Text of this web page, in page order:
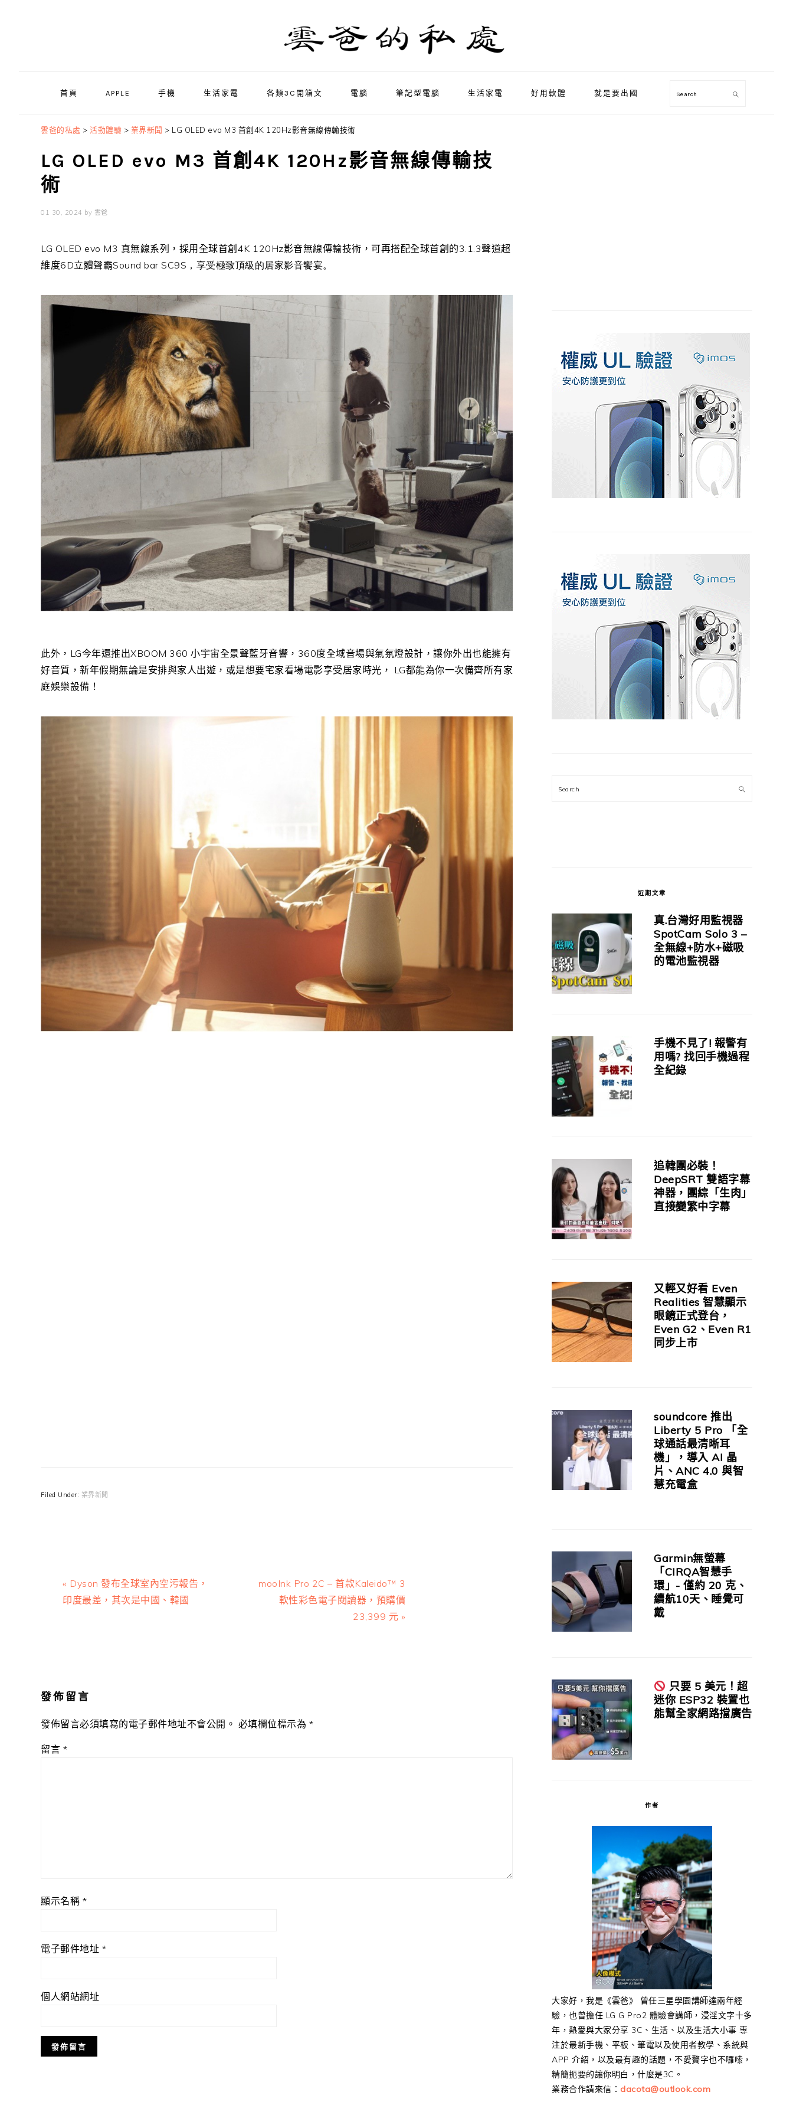
首頁 APPLE 手機 生活家電 各類3C開箱文 電腦 筆記型電腦 生活家電 好用軟體 就是要出國 Search
雲爸的私處 > 活動體驗 > 業界新聞 > LG OLED evo M3 首創4K 120Hz影音無線傳輸技術
LG OLED evo M3 首創4K 120Hz影音無線傳輸技
術
01 30, 2024 by 雲爸
LG OLED evo M3 真無線系列，採用全球首創 4K 120Hz影音無線傳輸技術，可再搭配全球首創的3.1.3聲道超
維度6D立體聲霸Sound bar SC9S，享受極致頂級的居家影音饗宴。
此外， LG今年還推出XBOOM 360 小宇宙全景聲藍牙音響， 360度全域音場與氣氛燈設計，讓你外出也能擁有
好音質，新年假期無論是安排與家人出遊，或是想要宅家看場電影享受居家時光， LG都能為你一次備齊所有家
庭娛樂設備！
Filed Under: 業界新聞
Previous
Post:
« Dyson 發布全球室內空污報告，
印度最差，其次是中國、韓國
Next
Post:
mooInk Pro 2C – 首款Kaleido™ 3
軟性彩色電子閱讀器，預購價
23,399 元 »
發佈留言
發佈留言必須填寫的電子郵件地址不會公開。 必填欄位標示為 *
留言 *
顯示名稱 *
電子郵件地址 *
個人網站網址
Search
近期文章
真.台灣好用監視器
SpotCam Solo 3 –
全無線+防水+磁吸
的電池監視器
手機不見了! 報警有
用嗎? 找回手機過程
全紀錄
追韓團必裝！
DeepSRT 雙語字幕
神器，團綜「生肉」
直接變繁中字幕
又輕又好看 Even
Realities 智慧顯示
眼鏡正式登台，
Even G2、Even R1
同步上市
soundcore 推出
Liberty 5 Pro 「全
球通話最清晰耳
機」，導入 AI 晶
片、ANC 4.0 與智
慧充電盒
Garmin無螢幕
「CIRQA智慧手
環」- 僅約 20 克、
續航10天、睡覺可
戴
只要 5 美元！超
迷你 ESP32 裝置也
能幫全家網路擋廣告
作者
大家好，我是《雲爸》 曾任三星學園講師達兩年經
驗，也曾擔任 LG G Pro2 體驗會講師，浸淫文字十多
年，熱愛與大家分享 3C、生活、以及生活大小事 專
注於最新手機、平板、筆電以及使用者教學、系統與
APP 介紹，以及最有趣的話題，不愛贅字也不囉嗦，
精簡扼要的讓你明白，什麼是3C。
業務合作請來信： dacota@outlook.com